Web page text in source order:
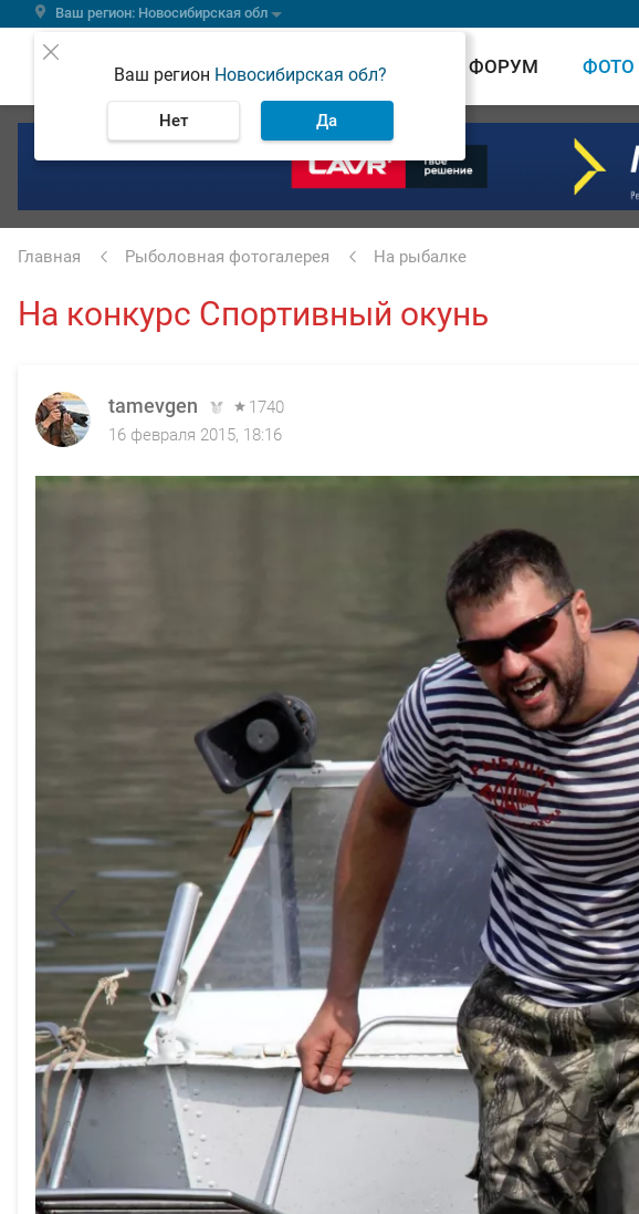
Ваш регион: Новосибирская обл
Ваш регион Новосибирская обл?
Нет Да
ВЕСТИ ФОРУМ ФОТО
Главная Рыболовная фотогалерея На рыбалке
На конкурс Спортивный окунь
tamevgen
1740
16 февраля 2015, 18:16